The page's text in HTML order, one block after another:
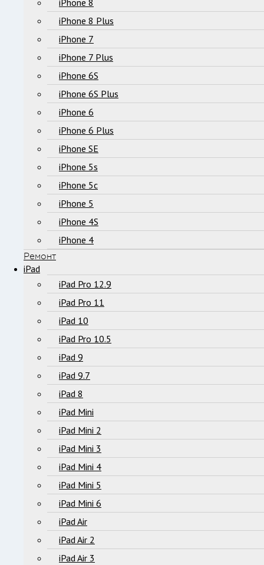
iPhone 8
iPhone 8 Plus
iPhone 7
iPhone 7 Plus
iPhone 6S
iPhone 6S Plus
iPhone 6
iPhone 6 Plus
iPhone SE
iPhone 5s
iPhone 5c
iPhone 5
iPhone 4S
iPhone 4
Ремонт
iPad
iPad Pro 12.9
iPad Pro 11
iPad 10
iPad Pro 10.5
iPad 9
iPad 9.7
iPad 8
iPad Mini
iPad Mini 2
iPad Mini 3
iPad Mini 4
iPad Mini 5
iPad Mini 6
iPad Air
iPad Air 2
iPad Air 3